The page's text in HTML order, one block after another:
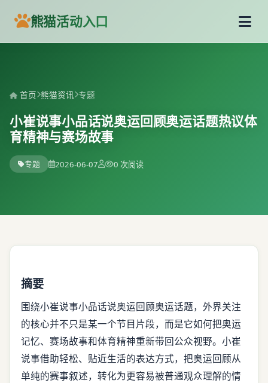
熊猫活动入口
首页 熊猫资讯 专题
小崔说事小品话说奥运回顾奥运话题热议体
育精神与赛场故事
专题 2026-06-07 0 次阅读
摘要
围绕小崔说事小品话说奥运回顾奥运话题，外界关注
的核心并不只是某一个节目片段，而是它如何把奥运
记忆、赛场故事和体育精神重新带回公众视野。小崔
说事借助轻松、贴近生活的表达方式，把奥运回顾从
单纯的赛事叙述，转化为更容易被普通观众理解的情